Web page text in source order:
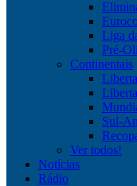
Liga
Pré-
Continentais
Sul-
Ver todos!
Notícias
Rádio